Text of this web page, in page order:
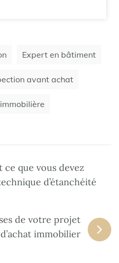
Expert en bâtiment
avant achat
ce que vous devez
d’étanchéité
de votre projet
d’achat immobilier